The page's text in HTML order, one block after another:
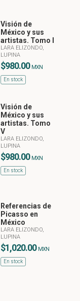
Visión de
México y sus
artistas. Tomo I
LARA ELIZONDO,
LUPINA
$980.00 MXN
En stock
Visión de
México y sus
artistas. Tomo
V
LARA ELIZONDO,
LUPINA
$980.00 MXN
En stock
Referencias de
Picasso en
México
LARA ELIZONDO,
LUPINA
$1,020.00 MXN
En stock